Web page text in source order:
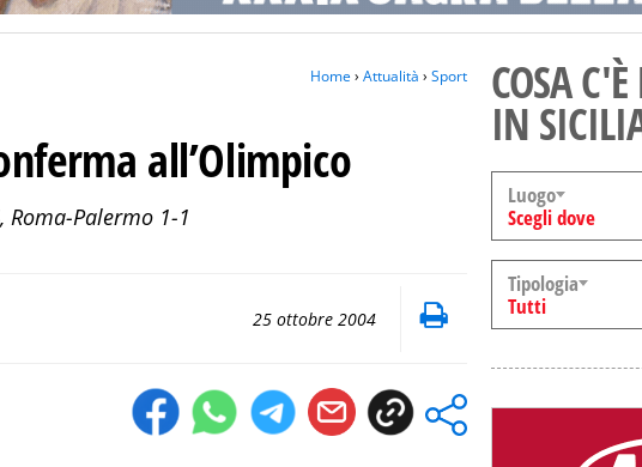
Home› Attualità › Sport
all’Olimpico
Palermo 1-1
25 ottobre 2004
COSA
IN
Luogo
Scegli dove
Tipologia
Tutti